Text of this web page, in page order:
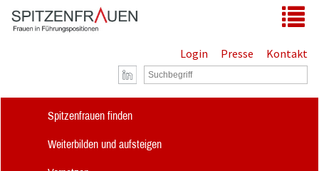
Zum Hauptinhalt springen
Login Presse Kontakt
Spitzenfrauen finden
Weiterbilden und aufsteigen